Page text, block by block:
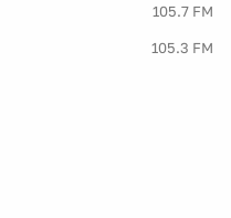
105.7 FM
105.3 FM